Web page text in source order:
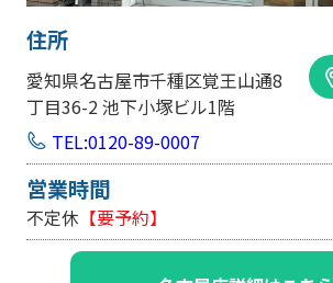
住所
愛知県名古屋市千種区覚王山通8
丁目36-2 池下小塚ビル1階
TEL:0120-89-0007
営業時間
不定休 【要予約】